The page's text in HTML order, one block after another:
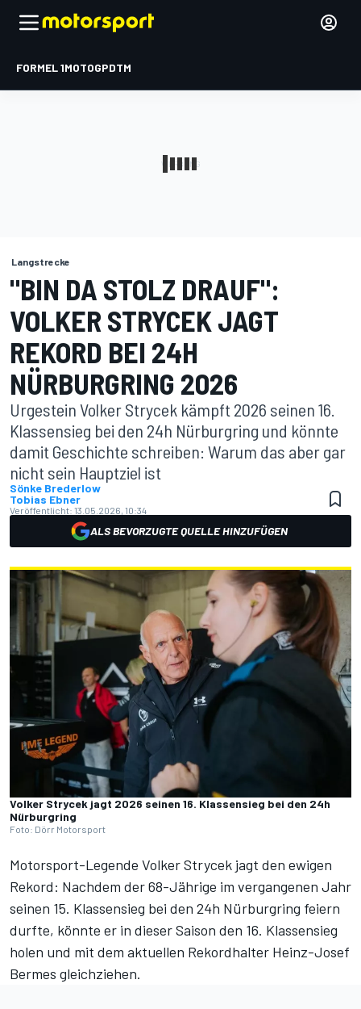
FORMEL 1MOTOGPDTM
Langstrecke
"BIN DA STOLZ DRAUF":
VOLKER STRYCEK JAGT
REKORD BEI 24H
NÜRBURGRING 2026
Urgestein Volker Strycek kämpft 2026 seinen 16.
Klassensieg bei den 24h Nürburgring und könnte
damit Geschichte schreiben: Warum das aber gar
nicht sein Hauptziel ist
Sönke Brederlow
Tobias Ebner
Veröffentlicht: 13.05.2026, 10:34
ALS BEVORZUGTE QUELLE HINZUFÜGEN
Volker Strycek jagt 2026 seinen 16. Klassensieg bei den 24h
Nürburgring
Foto: Dörr Motorsport
Motorsport-Legende Volker Strycek jagt den ewigen
Rekord: Nachdem der 68-Jährige im vergangenen Jahr
seinen 15. Klassensieg bei den 24h Nürburgring feiern
durfte, könnte er in dieser Saison den 16. Klassensieg
holen und mit dem aktuellen Rekordhalter Heinz-Josef
Bermes gleichziehen.